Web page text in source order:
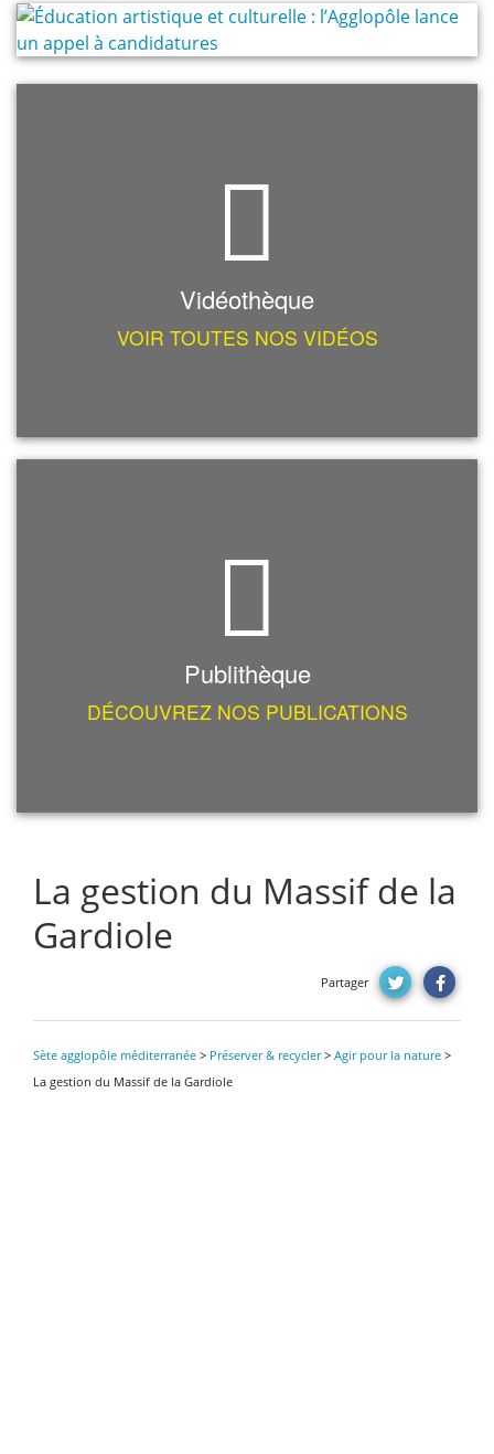
Vidéothèque
VOIR TOUTES NOS VIDÉOS
Publithèque
DÉCOUVREZ NOS PUBLICATIONS
La gestion du Massif de la
Gardiole
Partager
Sète agglopôle méditerranée > Préserver & recycler> Agir pour la nature >
La gestion du Massif de la Gardiole